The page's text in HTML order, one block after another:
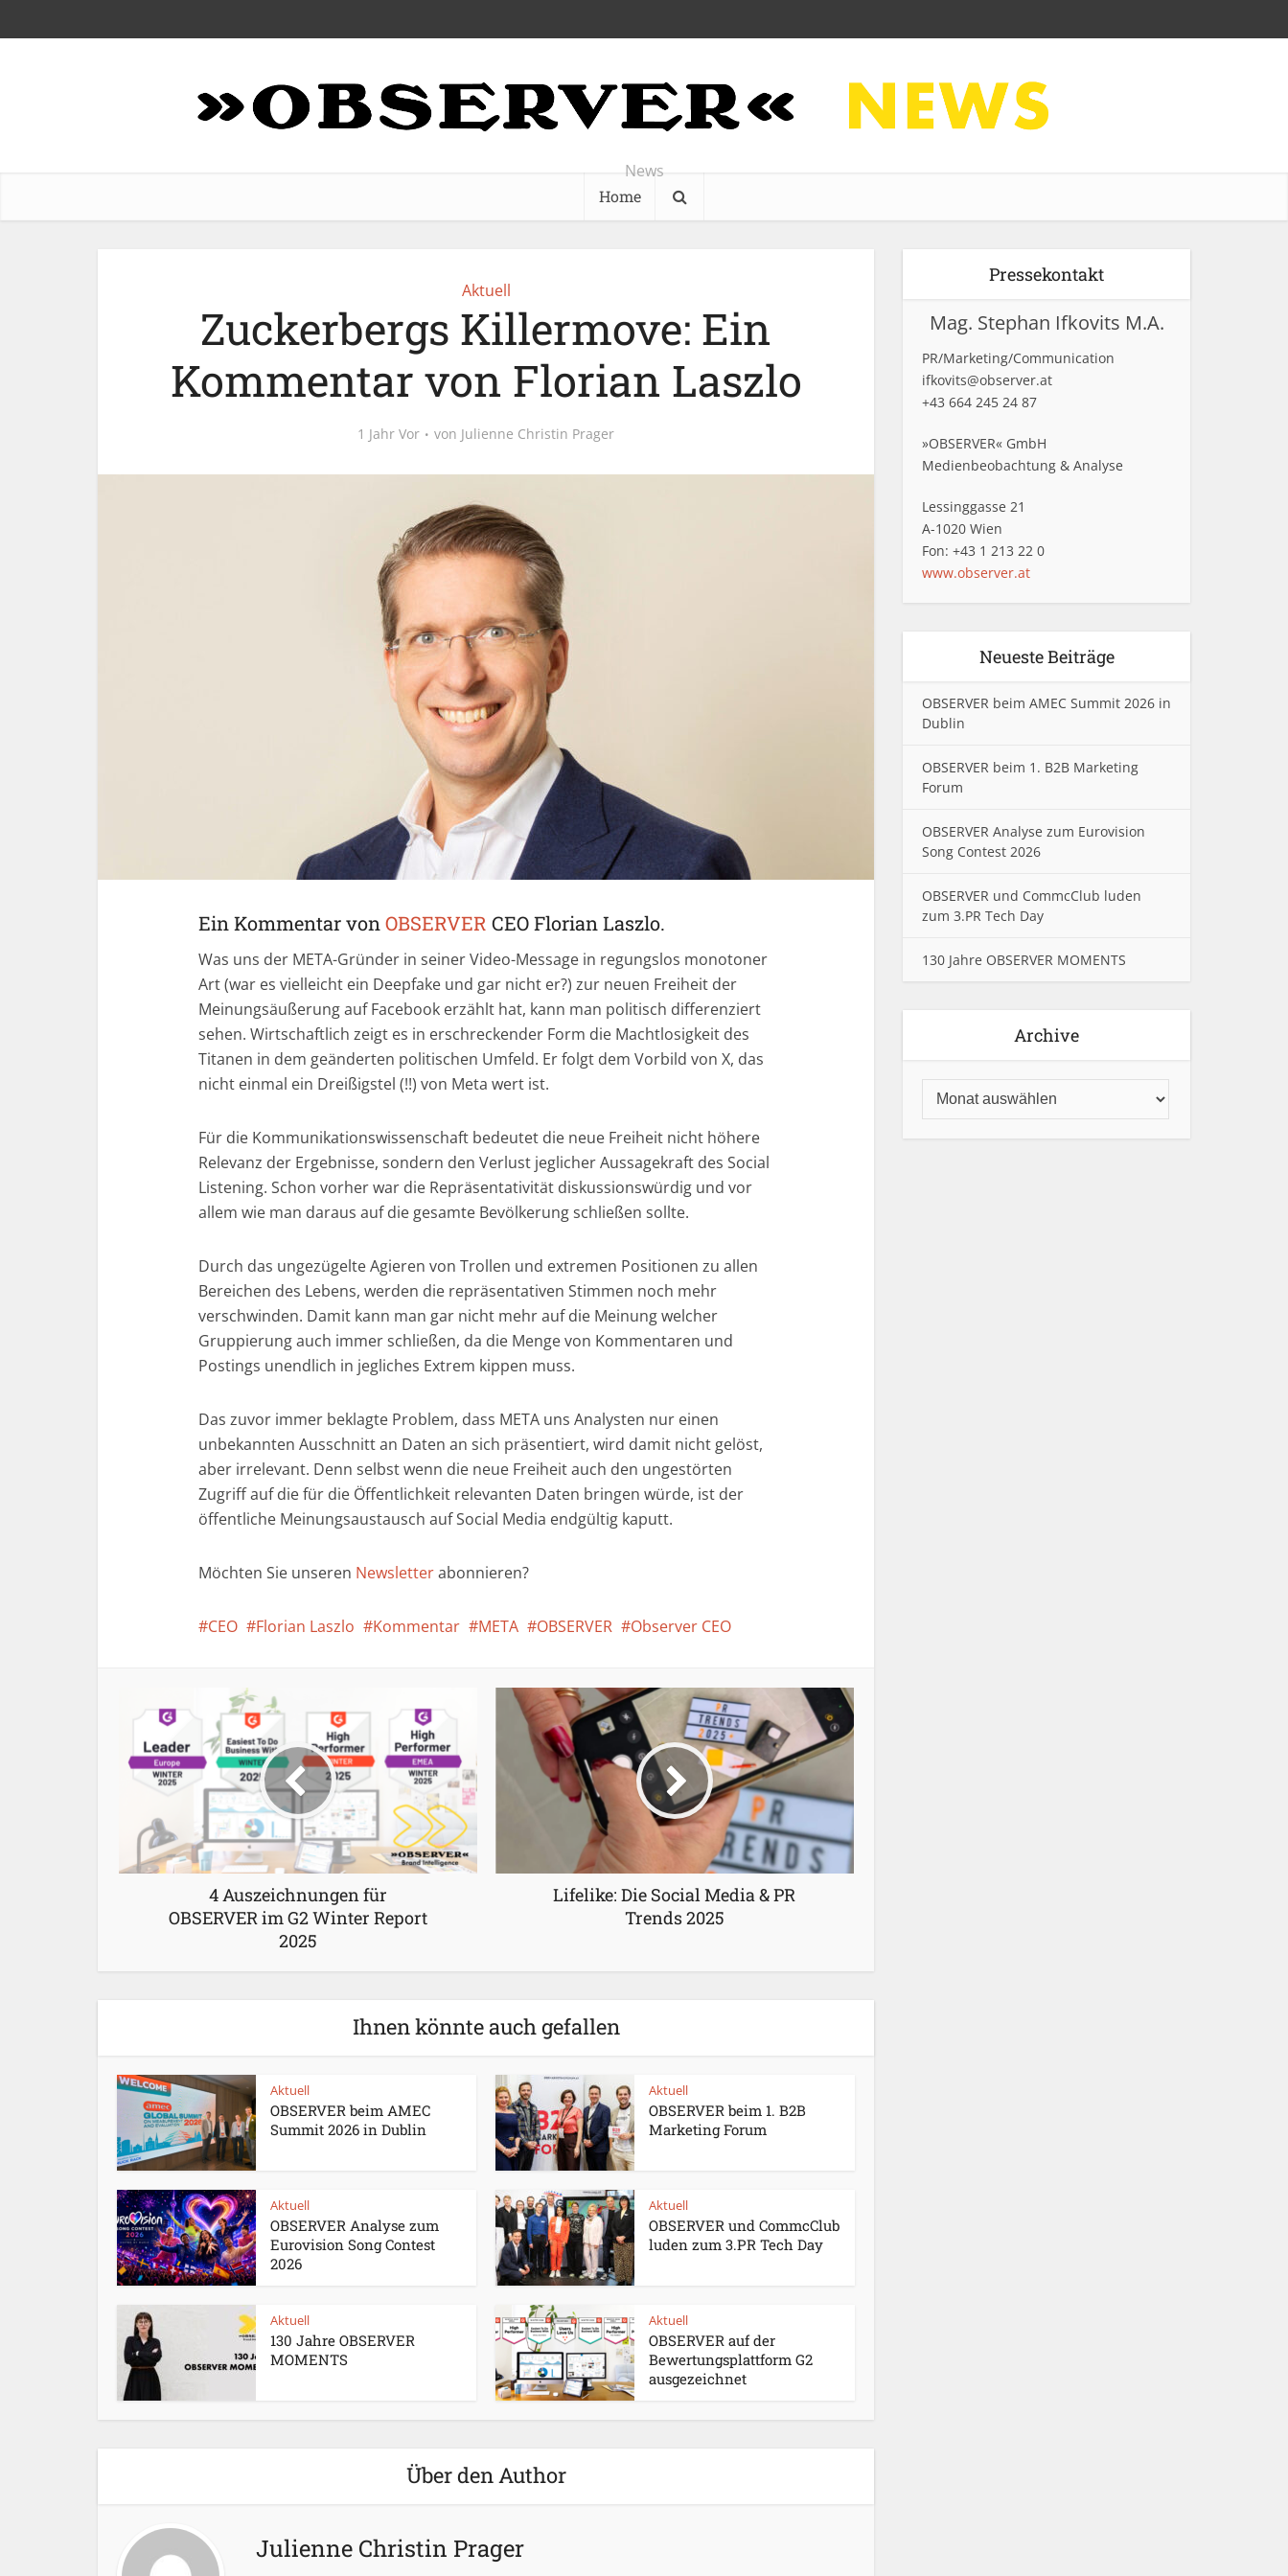
News
Home
Aktuell
Zuckerbergs Killermove: Ein
Kommentar von Florian Laszlo
1 Jahr Vor von Julienne Christin Prager
Ein Kommentar vonOBSERVER CEO Florian Laszlo.
Was uns der META-Gründer in seiner Video-Message in regungslos monotoner
Art (war es vielleicht ein Deepfake und gar nicht er?) zur neuen Freiheit der
Meinungsäußerung auf Facebook erzählt hat, kann man politisch differenziert
sehen. Wirtschaftlich zeigt es in erschreckender Form die Machtlosigkeit des
Titanen in dem geänderten politischen Umfeld. Er folgt dem Vorbild von X, das
nicht einmal ein Dreißigstel (!!) von Meta wert ist.
Für die Kommunikationswissenschaft bedeutet die neue Freiheit nicht höhere
Relevanz der Ergebnisse, sondern den Verlust jeglicher Aussagekraft des Social
Listening. Schon vorher war die Repräsentativität diskussionswürdig und vor
allem wie man daraus auf die gesamte Bevölkerung schließen sollte.
Durch das ungezügelte Agieren von Trollen und extremen Positionen zu allen
Bereichen des Lebens, werden die repräsentativen Stimmen noch mehr
verschwinden. Damit kann man gar nicht mehr auf die Meinung welcher
Gruppierung auch immer schließen, da die Menge von Kommentaren und
Postings unendlich in jegliches Extrem kippen muss.
Das zuvor immer beklagte Problem, dass META uns Analysten nur einen
unbekannten Ausschnitt an Daten an sich präsentiert, wird damit nicht gelöst,
aber irrelevant. Denn selbst wenn die neue Freiheit auch den ungestörten
Zugriff auf die für die Öffentlichkeit relevanten Daten bringen würde, ist der
öffentliche Meinungsaustausch auf Social Media endgültig kaputt.
Möchten Sie unseren Newsletterabonnieren?
CEO Florian Laszlo Kommentar META OBSERVER Observer CEO
4 Auszeichnungen für
OBSERVER im G2 Winter Report
2025
Lifelike: Die Social Media & PR
Trends 2025
Ihnen könnte auch gefallen
Aktuell
OBSERVER beim AMEC
Summit 2026 in Dublin
Aktuell
OBSERVER beim 1. B2B
Marketing Forum
Aktuell
OBSERVER Analyse zum
Eurovision Song Contest
2026
Aktuell
OBSERVER und CommcClub
luden zum 3.PR Tech Day
Aktuell
130 Jahre OBSERVER
MOMENTS
Aktuell
OBSERVER auf der
Bewertungsplattform G2
ausgezeichnet
Über den Author
Julienne Christin Prager
Pressekontakt
Mag. Stephan Ifkovits M.A.
PR/Marketing/Communication
ifkovits@observer.at
+43 664 245 24 87
»OBSERVER« GmbH
Medienbeobachtung & Analyse
Lessinggasse 21
A-1020 Wien
Fon: +43 1 213 22 0
www.observer.at
Neueste Beiträge
OBSERVER beim AMEC Summit 2026 in
Dublin
OBSERVER beim 1. B2B Marketing
Forum
OBSERVER Analyse zum Eurovision
Song Contest 2026
OBSERVER und CommcClub luden
zum 3.PR Tech Day
130 Jahre OBSERVER MOMENTS
Archive